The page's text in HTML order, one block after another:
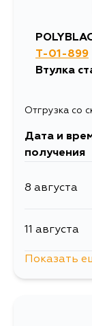
T-01-899
Втулка
Отгрузка со
Дата и
получения
8 августа
11 августа
Показать